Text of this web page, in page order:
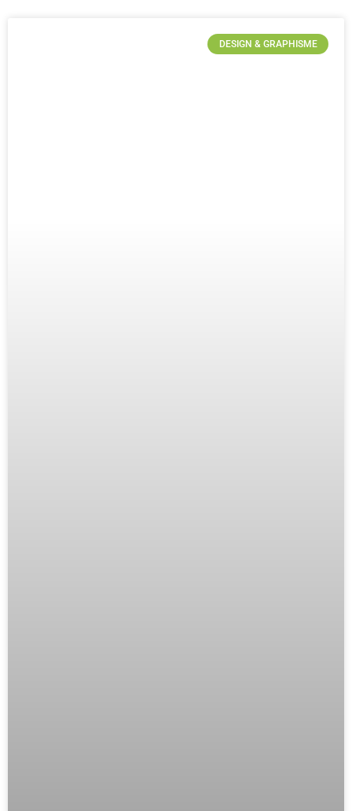
DESIGN & GRAPHISME